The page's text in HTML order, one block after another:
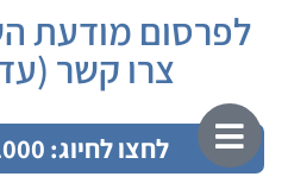
לפרסום מודעת
צרו קשר
לחצו לחיוג: 077-9971000